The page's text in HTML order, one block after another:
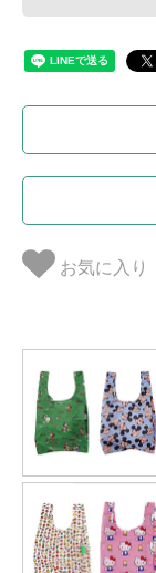
お気に入り